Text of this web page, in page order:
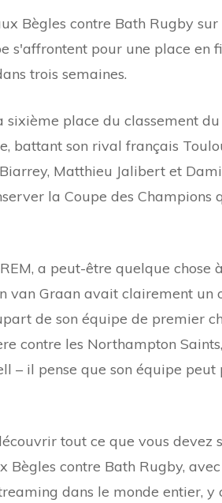
Bègles contre Bath Rugby
s'affrontent pour une place en
trois semaines.
place du classement
battant son rival français
Matthieu Jalibert et
la Coupe des Champions
a peut-être quelque chose
van Graan avait clairement
de son équipe de premier
contre les Northampton
– il pense que son équipe
tout ce que vous devez
Bègles contre Bath Rugby,
dans le monde entier, y